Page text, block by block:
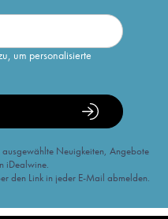
um personalisierte
Neuigkeiten, Angebote
iDealwine.
den Link in jeder E-Mail abmelden.